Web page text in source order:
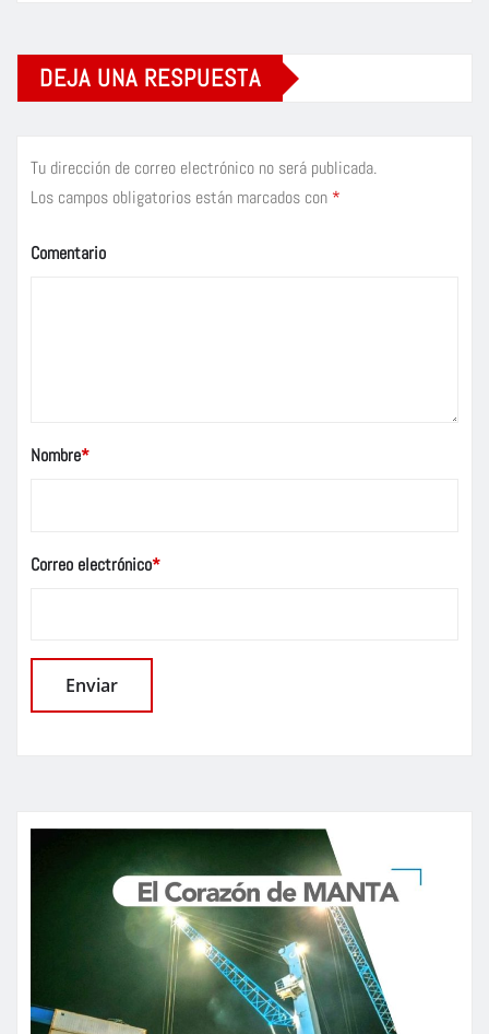
DEJA UNA RESPUESTA
Tu dirección de correo electrónico no será publicada.
Los campos obligatorios están marcados con *
Comentario
Nombre*
Correo electrónico*